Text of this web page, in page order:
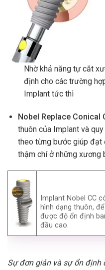
Nhờ khả năng tự cắt
định cho các trường
Implant tức thì
Nobel Replace Conical
thuôn của Implant và
theo từng bước giúp đạt
thậm chí ở những xương
Implant Nobel CC
hình dạng thuôn,
được độ ổn định
đầu cao.
Sự đơn giản và sự ổn định